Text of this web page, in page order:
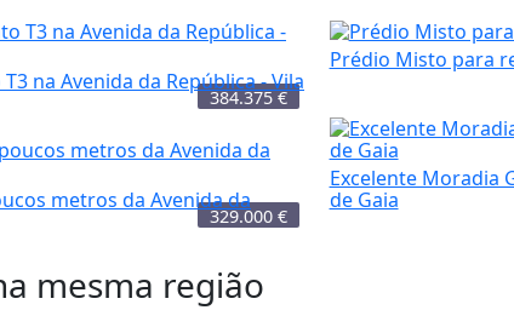
384.375 €
na Avenida da República - Vila
329.000 €
metros da Avenida da
Prédio Misto para
Excelente Moradia
de Gaia
mesma região